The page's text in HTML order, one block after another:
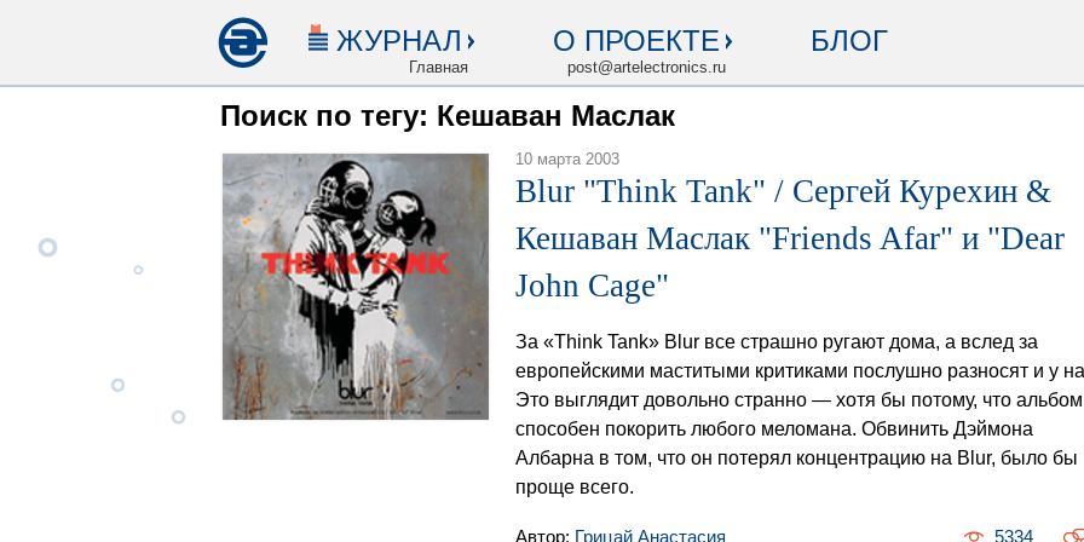
ЖУРНАЛ
Главная
О ПРОЕКТЕ
post@artelectronics.ru
БЛОГ
Поиск по тегу: Кешаван Маслак
10 марта 2003
Blur "Think Tank" / Сергей Курехин &
Кешаван Маслак "Friends Afar" и "Dear
John Cage"
За «Think Tank» Blur все страшно ругают дома, а вслед за
европейскими маститыми критиками послушно разносят и у
Это выглядит довольно странно — хотя бы потому, что альбом
способен покорить любого меломана. Обвинить Дэймона
Албарна в том, что он потерял концентрацию на Blur, было бы
проще всего.
Автор: Грицай Анастасия 5334